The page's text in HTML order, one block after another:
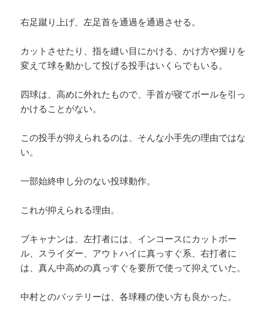
右足蹴り上げ、左足首を通過を通過させる。
カットさせたり、指を縫い目にかける、かけ方や握りを
変えて球を動かして投げる投手はいくらでもいる。
四球は、高めに外れたもので、手首が寝てボールを引っ
かけることがない。
この投手が抑えられるのは、そんな小手先の理由ではな
い。
一部始終申し分のない投球動作。
これが抑えられる理由。
ブキャナンは、左打者には、インコースにカットボー
ル、スライダー、アウトハイに真っすぐ系、右打者に
は、真ん中高めの真っすぐを要所で使って抑えていた。
中村とのバッテリーは、各球種の使い方も良かった。